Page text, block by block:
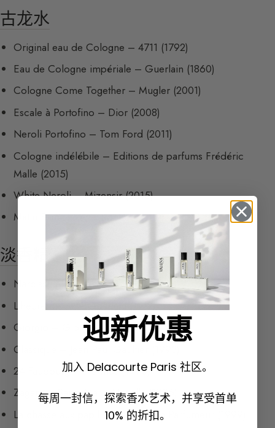
古龙水
Original eau de Cologne – 4711 (1792)
Eau de Cologne impériale – Guerlain (1860)
Cologne Come Together – Mugler (2001)
Escale à Portofino – Dior (2008)
Neroli Portofino – Tom Ford (2011)
Cologne indélébile – Editions de parfums Frédéric
Malle (2015)
White Neroli – Mizensir (2015)
Matin Blanc – Yves Rocher (2019)
淡香精
Narcisse Noir – Caron (1911)
L’heure Bleue – Guerlain (1912)
Giorgio – Giorgio Beverly Hills (1981)
Classique – Jean Paul Gaultier (1993)
24 Faubourg – Hermès (1995)
Zagara – Santa Maria Novella (1996)
La chasse aux papillons – l’Artisan Parfumeur (1999)
迎新优惠
加入 Delacourte Paris 社区。
每周一封信，探索香水艺术，并享受首单
10% 的折扣。